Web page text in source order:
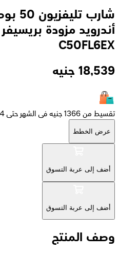
C50FL6EX
18,539 جنيه
تقسيط من 1366 جنيه فى الشهر حتى 24 الشهر
عرض الخطط
أضف إلى عربة التسوق
أضف إلى عربة التسوق
وصف المنتج